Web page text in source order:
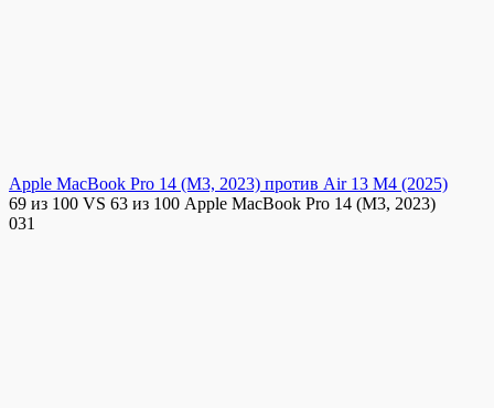
Apple MacBook Pro 14 (M3, 2023) против Air 13 M4 (2025)
69 из 100 VS 63 из 100 Apple MacBook Pro 14 (M3, 2023)
031